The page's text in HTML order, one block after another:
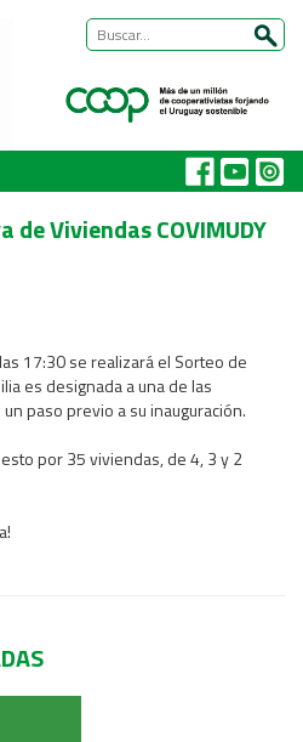
Viviendas COVIMUDY
17:30 se realizará el Sorteo de
es designada a una de las
paso previo a su inauguración.
por 35 viviendas, de 4, 3 y 2